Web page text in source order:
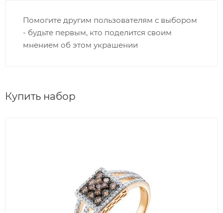
Помогите другим пользователям с выбором
- будьте первым, кто поделится своим
мнением об этом украшении
Купить набор